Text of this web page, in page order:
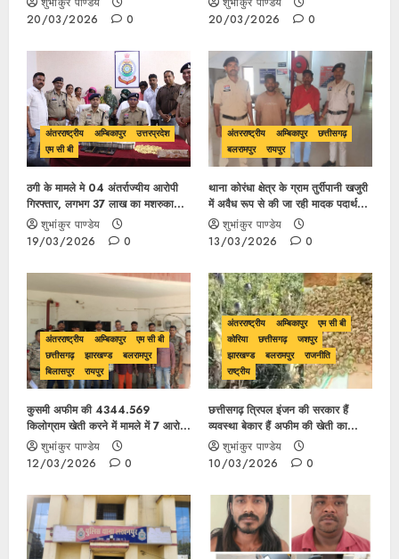
से नहीं बचा पाया
20/03/2026
0
20/03/2026
0
अंतरराष्ट्रीय अम्बिकापुर
उत्तरप्रदेश
एम सी बी
ठगी के मामले मे 04 अंतर्राज्यीय आरोपी
गिरफ्तार, लगभग 37 लाख का मशरुका
जप्त।शुभांकुर पाण्डेय
19/03/2026
0
अंतरराष्ट्रीय अम्बिकापुर
छत्तीसगढ़
बलरामपुर
रायपुर
थाना कोरंधा क्षेत्र के ग्राम तुर्रीपानी खजुरी
में अवैध रूप से की जा रही मादक पदार्थ
अफीम की खेती के मामले में 02 आरोपी
गिरफ्तार
शुभांकुर पाण्डेय
13/03/2026
0
अंतरराष्ट्रीय अम्बिकापुर
एम सी बी
छत्तीसगढ़
झारखण्ड
बलरामपुर
बिलासपुर
रायपुर
कुसमी अफीम की 4344.569
किलोग्राम खेती करने में मामले में 7 आरोपी
गिरफ्तार…
शुभांकुर पाण्डेय
12/03/2026
0
अंतरराष्ट्रीय अम्बिकापुर
एम सी बी
कोरिया
छत्तीसगढ़
जशपुर
झारखण्ड
बलरामपुर
राजनीति
राष्ट्रीय
छत्तीसगढ़ त्रिपल इंजन की सरकार हैं
व्यवस्था बेकार हैं अफीम की खेती का
भरमार हैं पुलिस एवं जिला प्रशासन पर
सवालिया निशान हैं?
शुभांकुर पाण्डेय
10/03/2026
0